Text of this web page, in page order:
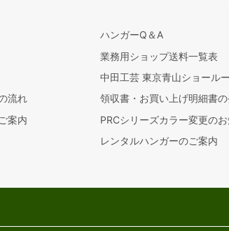
流れ
案内
ハンガーQ＆A
業務用ショップ送料一覧表
中田工芸 東京青山ショール
領収書・お買い上げ明細書
PRCシリーズカラー変更の
レンタルハンガーのご案内